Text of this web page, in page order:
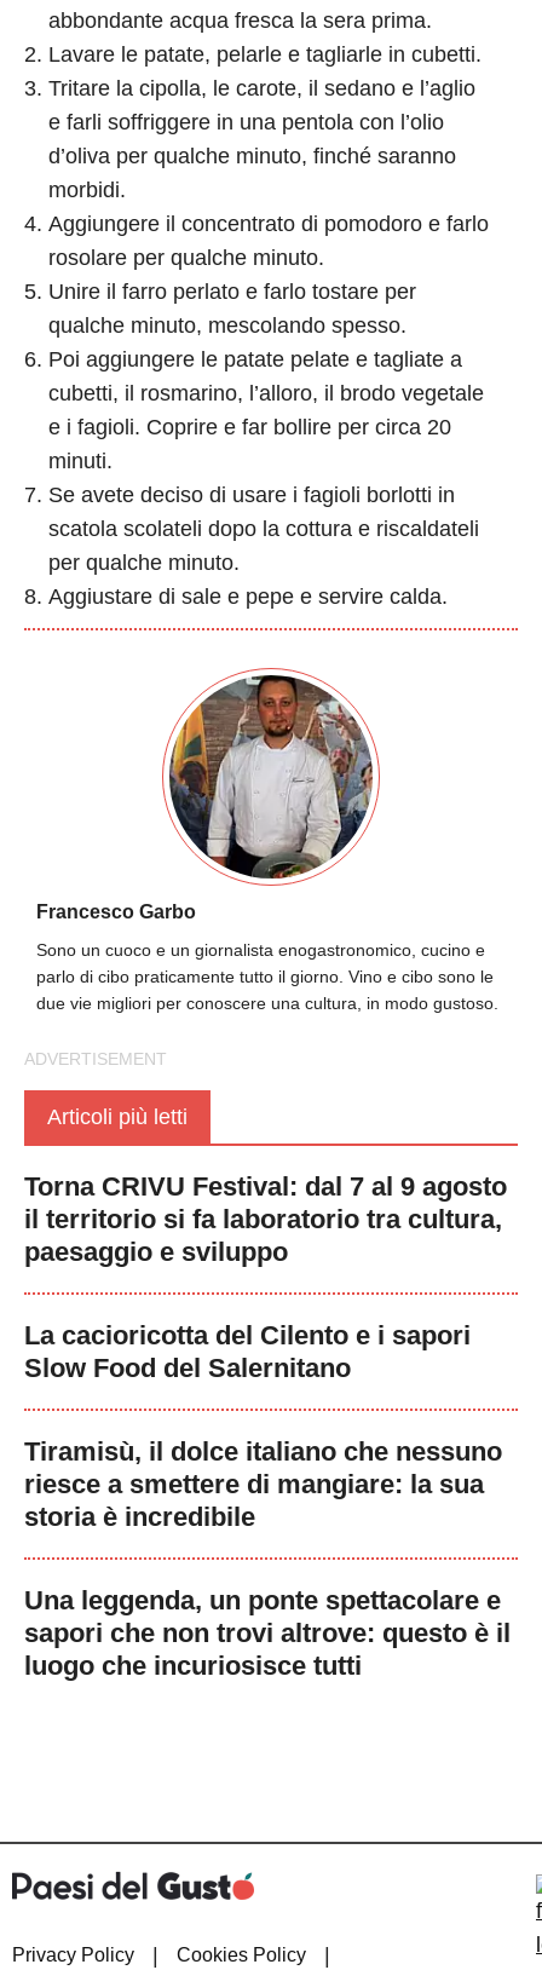
abbondante acqua fresca la sera prima.
Lavare le patate, pelarle e tagliarle in cubetti.
Tritare la cipolla, le carote, il sedano e l’aglio
e farli soffriggere in una pentola con l’olio
d’oliva per qualche minuto, finché saranno
morbidi.
Aggiungere il concentrato di pomodoro e farlo
rosolare per qualche minuto.
Unire il farro perlato e farlo tostare per
qualche minuto, mescolando spesso.
Poi aggiungere le patate pelate e tagliate a
cubetti, il rosmarino, l’alloro, il brodo vegetale
e i fagioli. Coprire e far bollire per circa 20
minuti.
Se avete deciso di usare i fagioli borlotti in
scatola scolateli dopo la cottura e riscaldateli
per qualche minuto.
Aggiustare di sale e pepe e servire calda.
Francesco Garbo
Sono un cuoco e un giornalista enogastronomico, cucino e
parlo di cibo praticamente tutto il giorno. Vino e cibo sono le
due vie migliori per conoscere una cultura, in modo gustoso.
Articoli più letti
Torna CRIVU Festival: dal 7 al 9 agosto
il territorio si fa laboratorio tra cultura,
paesaggio e sviluppo
La cacioricotta del Cilento e i sapori
Slow Food del Salernitano
Tiramisù, il dolce italiano che nessuno
riesce a smettere di mangiare: la sua
storia è incredibile
Una leggenda, un ponte spettacolare e
sapori che non trovi altrove: questo è il
luogo che incuriosisce tutti
Privacy Policy | Cookies Policy |